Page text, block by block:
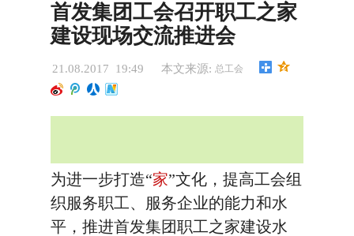
首发集团工会召开职工之家
建设现场交流推进会
21.08.2017 19:49 本文来源: 总工会
为进一步打造“家”文化，提高工会组
织服务职工、服务企业的能力和水
平，推进首发集团职工之家建设水